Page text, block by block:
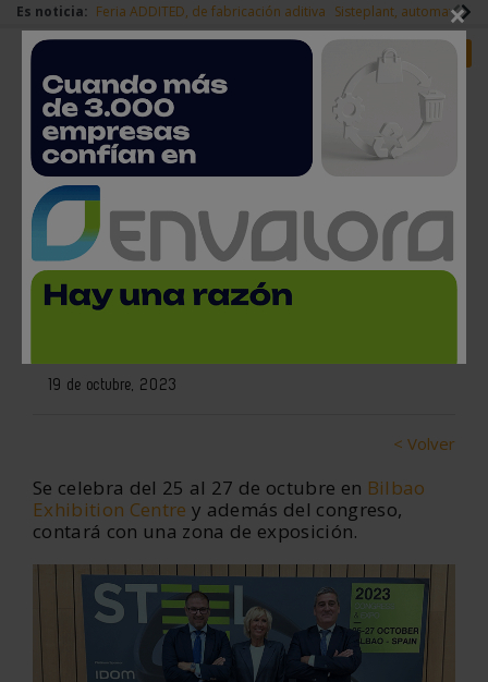
Es noticia: Feria ADDITED, de fabricación aditiva Sisteplant,
Redes Sociales Login empresas
Steel Tech 2023: Hacia una
industria siderúrgica sostenible,
19 de octubre, 2023
< Volver
Se celebra del 25 al 27 de octubre en Bilbao
Exhibition Centre y además del congreso,
contará con una zona de exposición.
×